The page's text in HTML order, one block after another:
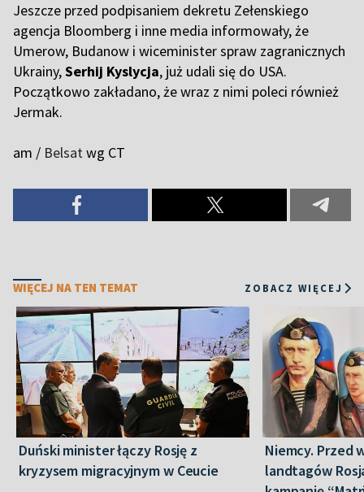
Jeszcze przed podpisaniem dekretu Zełenskiego
agencja Bloomberg i inne media informowały, że
Umerow, Budanow i wiceminister spraw zagranicznych
Ukrainy,Serhij Kyslycja, już udali się do USA.
Początkowo zakładano, że wraz z nimi poleci również
Jermak.
am / Belsatwg CT
WIĘCEJ NA TEN TEMAT ZOBACZ WIĘCEJ
Duński minister łączy Rosję z
kryzysem migracyjnym w Ceucie
Niemcy. Przed
landtagów